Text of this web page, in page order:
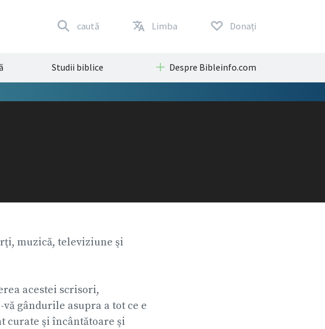
caută Limba Donați
Studii biblice Despre Bibleinfo.com
muzică, televiziune şi
acestei scrisori,
gândurile asupra a tot ce e
curate şi încântătoare şi